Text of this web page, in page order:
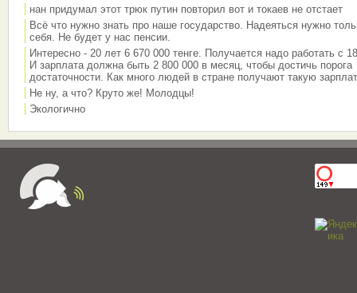
нан придумал этот трюк путин повторил вот и токаев не отстает
Всё что нужно знать про наше государство. Надеяться нужно
себя. Не будет у нас пенсии.
Интересно - 20 лет 6 670 000 тенге. Получается надо работать с
И зарплата должна быть 2 800 000 в месяц, чтобы достичь порога
достаточности. Как много людей в стране получают такую
Не ну, а что? Круто же! Молодцы!
Экологично